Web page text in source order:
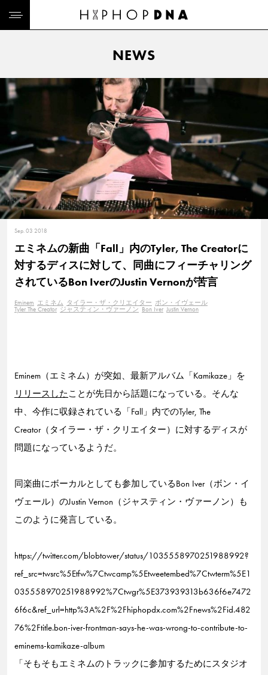
NEWS
Sep. 03 2018
エミネムの新曲「Fall」内のTyler, The Creatorに
対するディスに対して、同曲にフィーチャリング
されているBon IverのJustin Vernonが苦言
Eminem エミネム タイラー・ザ・クリエイター ボン・イヴェール
Tyler The Creator ジャスティン・ヴァーノン Bon Iver Justin Vernon
Eminem（エミネム）が突如、最新アルバム「Kamikaze」を
リリースしたことが先日から話題になっている。そんな
中、今作に収録されている「Fall」内でのTyler, The
Creator（タイラー・ザ・クリエイター）に対するディスが
問題になっているようだ。
同楽曲にボーカルとしても参加しているBon Iver（ボン・イ
ヴェール）のJustin Vernon（ジャスティン・ヴァーノン）も
このように発言している。
https://twitter.com/blobtower/status/1035558970251988992?
ref_src=twsrc%5Etfw%7Ctwcamp%5Etweetembed%7Ctwterm%5E1
035558970251988992%7Ctwgr%5E373939313b636f6e7472
6f6c&ref_url=http%3A%2F%2Fhiphopdx.com%2Fnews%2Fid.482
76%2Ftitle.bon-iver-frontman-says-he-was-wrong-to-contribute-to-
eminems-kamikaze-album
「そもそもエミネムのトラックに参加するためにスタジオ